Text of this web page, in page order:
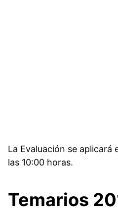
La Evaluación se aplicará
las 10:00 horas.
Temarios